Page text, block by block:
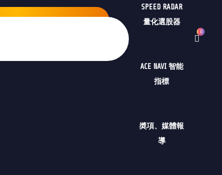
SPEED RADAR
量化選股器
ACE NAVI 智能
指標
奬項、媒體報
導
0